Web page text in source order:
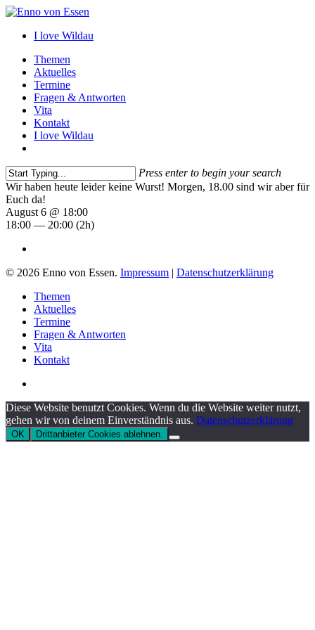
Skip
main
I love Wildau
Menu
Themen
Aktuelles
Termine
Fragen & Antworten
Vita
Kontakt
I love Wildau
Press enter to begin your search
Close
Search
Wir haben heute leider keine Wurst! Morgen, 18.00 sind wir aber für
Euch da!
August 6 @ 18:00
18:00 — 20:00 (2h)
© 2026 Enno von Essen. Impressum | Datenschutzerklärung
Close
Menu
Themen
Aktuelles
Termine
Fragen & Antworten
Vita
Kontakt
Diese Website benutzt Cookies. Wenn du die Website weiter nutzt,
gehen wir von deinem Einverständnis aus. Datenschutzerklärung
OK Drittanbieter Cookies ablehnen.